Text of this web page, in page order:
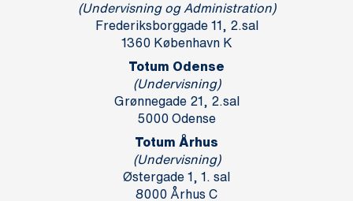
(Undervisning og Administration)
Frederiksborggade 11, 2.sal
1360 København K
Totum Odense
(Undervisning)
Grønnegade 21, 2.sal
5000 Odense
Totum Århus
(Undervisning)
Østergade 1, 1. sal
8000 Århus C